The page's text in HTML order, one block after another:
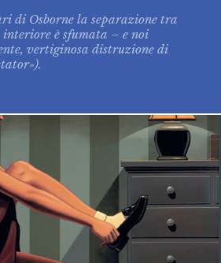
di Osborne la separazione tra
è sfumata – e noi
vertiginosa distruzione di